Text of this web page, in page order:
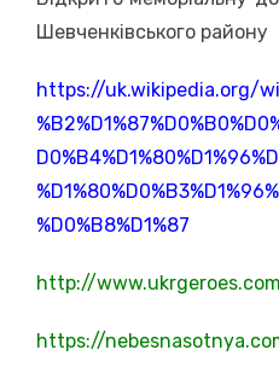
Шевченківського району
https://uk.wikipedia.org/
%D0%B8%D1%87
http://
https://